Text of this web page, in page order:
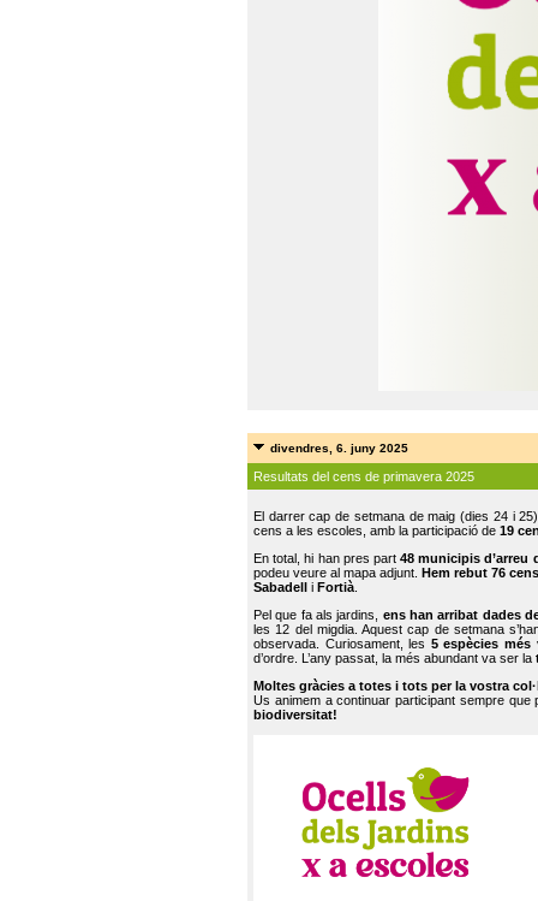
divendres, 6. juny 2025
Resultats del cens de primavera 2025
El darrer cap de setmana de maig (dies 24 i
cens a les escoles, amb la participació de 19
En total, hi han pres part48 municipis d’arreu
podeu veure al mapa adjunt. Hem rebut 76
Sabadell
i Fortià.
Pel que fa als jardins, ens han arribat dades
les 12 del migdia. Aquest cap de setmana
observada. Curiosament, les 5 espècies més
d’ordre. L’any passat, la més abundant va ser la
Moltes gràcies a totes i tots per la vostra
Us animem a continuar participant sempre que
biodiversitat!